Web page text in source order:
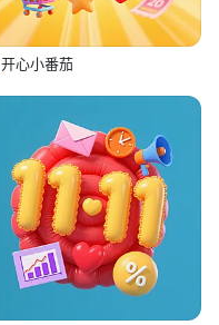
开心小番茄